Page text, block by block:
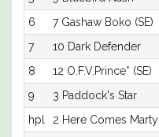
6
7 Gashaw Boko (SE)
7
10 Dark Defender
8
12 O.F.V.Prince* (SE)
9
3 Paddock's Star
hpl
2 Here Comes Marty